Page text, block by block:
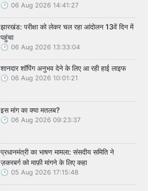
06 Aug 2026 14:41:27
झारखंड: परीक्षा को लेकर चल रहा आंदोलन 13वें दिन में
पहुंचा
06 Aug 2026 13:33:04
शानदार शॉपिंग अनुभव देने के लिए आ रही हाई लाइफ
06 Aug 2026 10:01:21
इस मांग का क्या मतलब?
06 Aug 2026 09:23:37
प्रधानमंत्री का भाषण मामला: संसदीय समिति ने
ज़करबर्ग को माफ़ी मांगने के लिए कहा
05 Aug 2026 17:15:48